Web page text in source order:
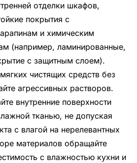
отделки шкафов,
покрытия с
и химическим
(например, ламинированные,
с защитным слоем).
чистящих средств без
агрессивных растворов.
внутренние поверхности
тканью, не допуская
с влагой на нерелевантных
материалов обращайте
с влажностью кухни и